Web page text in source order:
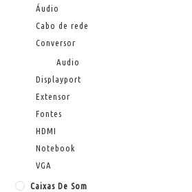
Áudio
Cabo de rede
Conversor
Audio
Displayport
Extensor
Fontes
HDMI
Notebook
VGA
Caixas De Som